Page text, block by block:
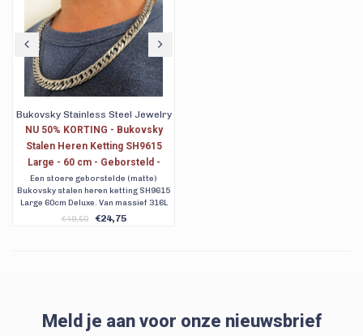
Bukovsky Stainless Steel Jewelry
NU 50% KORTING - Bukovsky
Stalen Heren Ketting SH9615
Large - 60 cm - Geborsteld -
Gourmette - Breedte: 1,1 cm -
Dikte: 0,3 cm
Een stoere geborstelde (matte)
Bukovsky stalen heren ketting SH9615
Large 60cm Deluxe. Van massief 316L
edelstaal met platte Gourmette
€49,50 €24,75
Meld je aan voor onze nieuwsbrief